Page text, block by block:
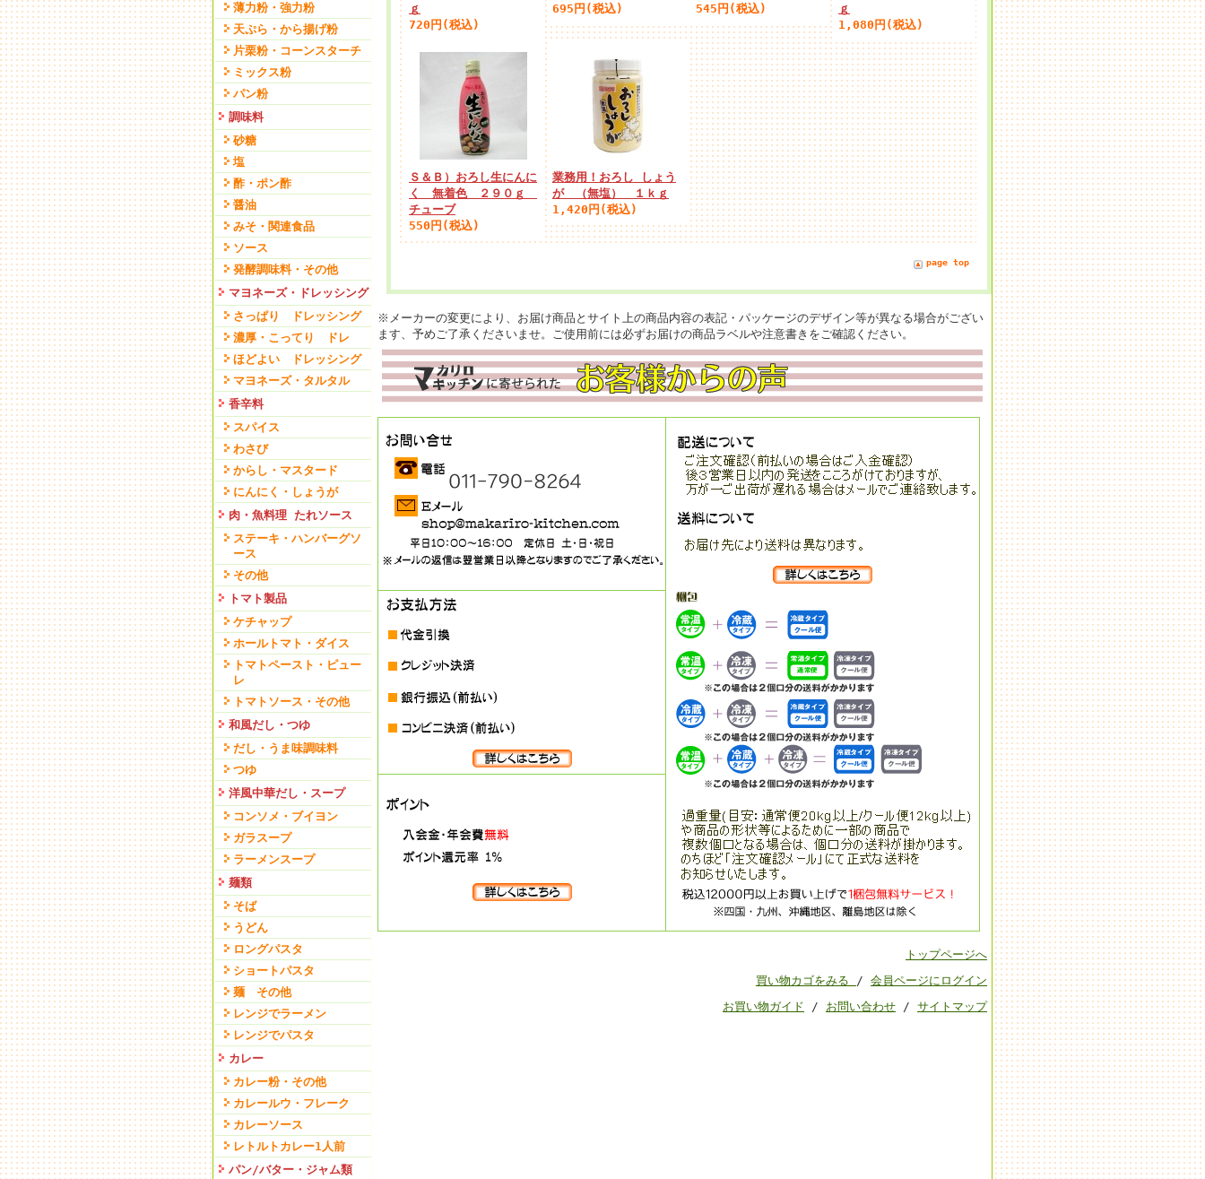
薄力粉・強力粉
天ぷら・から揚げ粉
片栗粉・コーンスターチ
ミックス粉
パン粉
調味料
砂糖
塩
酢・ポン酢
醤油
みそ・関連食品
ソース
発酵調味料・その他
マヨネーズ・ドレッシング
さっぱり ドレッシング
濃厚・こってり ドレ
ほどよい ドレッシング
マヨネーズ・タルタル
香辛料
スパイス
わさび
からし・マスタード
にんにく・しょうが
肉・魚料理 たれソース
ステーキ・ハンバーグソ
ース
その他
トマト製品
ケチャップ
ホールトマト・ダイス
トマトペースト・ピュー
レ
トマトソース・その他
和風だし・つゆ
だし・うま味調味料
つゆ
洋風中華だし・スープ
コンソメ・ブイヨン
ガラスープ
ラーメンスープ
麺類
そば
うどん
ロングパスタ
ショートパスタ
麺 その他
レンジでラーメン
レンジでパスタ
カレー
カレー粉・その他
カレールウ・フレーク
カレーソース
レトルトカレー1人前
パン/バター・ジャム類
ｇ
720円(税込)
695円(税込)
545円(税込)
ｇ
1,080円(税込)
Ｓ＆Ｂ）おろし生にんに
く 無着色 ２９０ｇ
チューブ
550円(税込)
業務用！おろし しょう
が （無塩） １ｋｇ
1,420円(税込)
page top
※メーカーの変更により、お届け商品とサイト上の商品内容の表記・パッケージのデザイン等が異なる場合がござい
ます、予めご了承くださいませ。ご使用前には必ずお届けの商品ラベルや注意書きをご確認ください。
トップページへ
買い物カゴをみる / 会員ページにログイン
お買い物ガイド / お問い合わせ / サイトマップ